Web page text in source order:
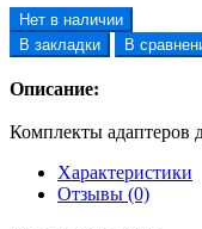
Нет в наличии
В закладки
В
Описание:
Комплекты адаптеров
Характеристики
Отзывы (0)